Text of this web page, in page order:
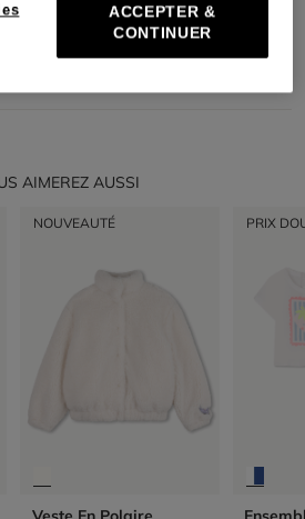
AIMEREZ AUSSI
NOUVEAUTÉ PRIX
ACCEPTER &
CONTINUER